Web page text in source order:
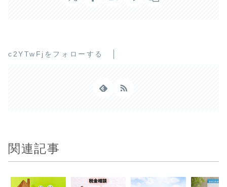
c2YTwFjをフォローする
関連記事